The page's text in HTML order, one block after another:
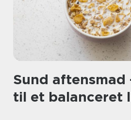
Sund aftensmad
til et balanceret